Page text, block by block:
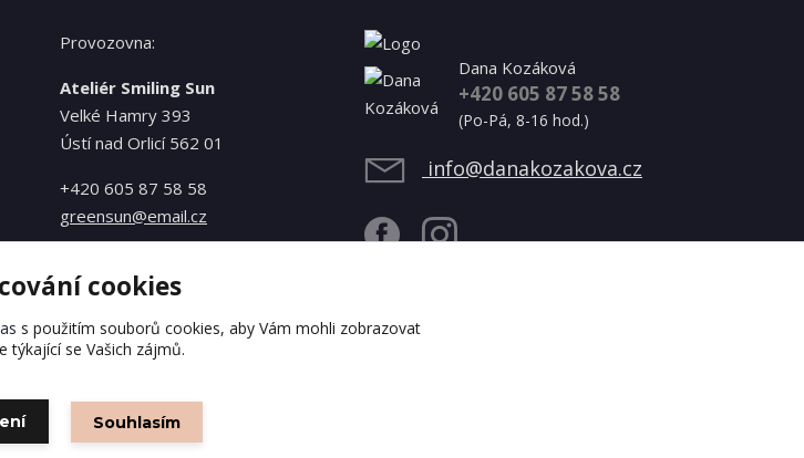
Provozovna:
Ateliér Smiling Sun
Velké Hamry 393
Ústí nad Orlicí 562 01
+420 605 87 58 58
greensun@email.cz
Dana Kozáková
+420 605 87 58 58
(Po-Pá, 8-16 hod.)
info@danakozakova.cz
na
cookies
s použitím souborů cookies, aby Vám mohli zobrazovat
týkající se Vašich zájmů.
Souhlasím